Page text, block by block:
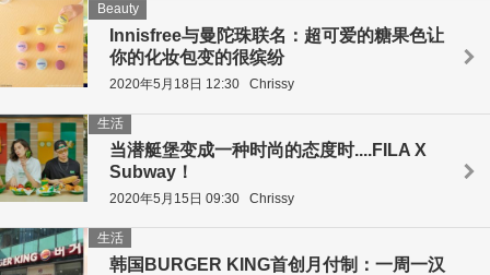
Innisfree与曼陀珠联名：超可爱的糖果色让
你的化妆包变的很缤纷
Beauty
2020年5月18日 12:30 Chrissy
当潜艇堡变成一种时尚的态度时....FILA X
Subway！
生活
2020年5月15日 09:30 Chrissy
韩国BURGER KING首创月付制：一周一汉
生活